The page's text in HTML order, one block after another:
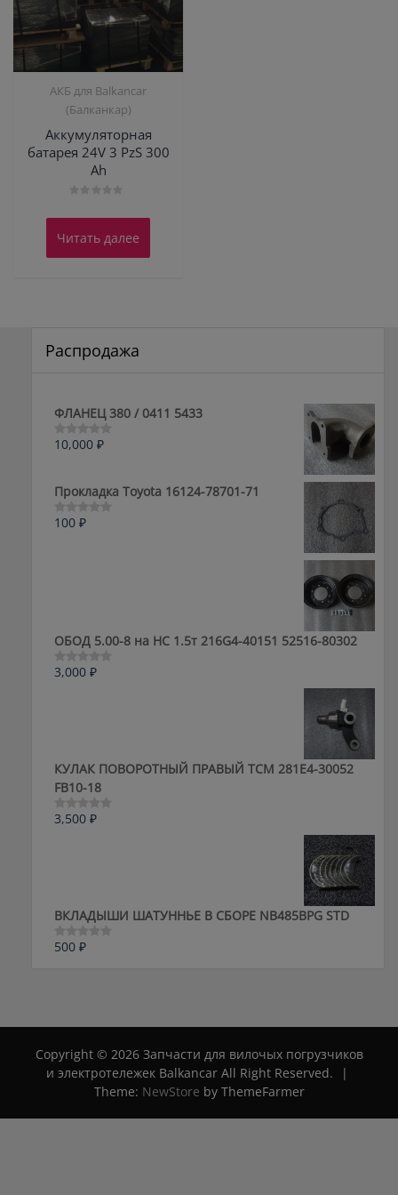
АКБ для Balkanсar
(Балканкар)
Аккумуляторная
батарея 24V 3 PzS 300
Ah
0
5
Читать далее
Распродажа
ФЛАНЕЦ 380 / 0411 5433
Оценка
5
10,000 ₽
Прокладка Toyota 16124-78701-71
Оценка
100 ₽
ОБОД 5.00-8 на HC 1.5т 216G4-40151 52516-80302
Оценка
3,000 ₽
КУЛАК ПОВОРОТНЫЙ ПРАВЫЙ ТСМ 281E4-30052
FB10-18
Оценка
3,500 ₽
ВКЛАДЫШИ ШАТУННЬЕ В СБОРЕ NB485BPG STD
Оценка
500 ₽
Copyright © 2026 Запчасти для вилочых погрузчиков
и электротележек Balkancar All Right Reserved.
|
Theme: NewStore by ThemeFarmer